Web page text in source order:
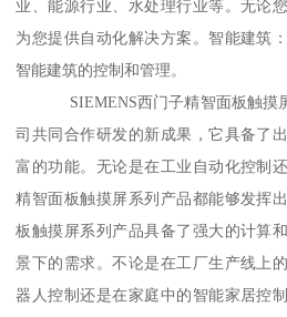
业、能源行业、水处理行业等。无论
为您提供自动化解决方案。智能建筑
智能建筑的控制和管理。
SIEMENS西门子精智面板触摸屏
司共同合作研发的新成果，它具备了
富的功能。无论是在工业自动化控制
精智面板触摸屏系列产品都能够发挥
板触摸屏系列产品具备了强大的计算
景下的需求。不论是在工厂生产线上
器人控制还是在家庭中的智能家居控